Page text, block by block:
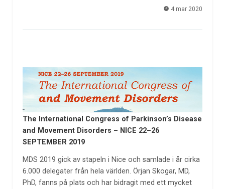
4 mar 2020
The International Congress of Parkinson’s Disease
and Movement Disorders – NICE 22–26
SEPTEMBER 2019
MDS 2019 gick av stapeln i Nice och samlade i år cirka
6.000 delegater från hela världen. Örjan Skogar, MD,
PhD, fanns på plats och har bidragit med ett mycket